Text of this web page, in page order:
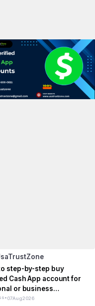
step-by-step buy
Cash App account for
or business
•07Aug2026